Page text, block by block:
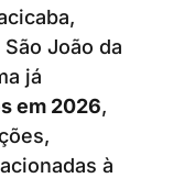
João da
já
em 2026,
à